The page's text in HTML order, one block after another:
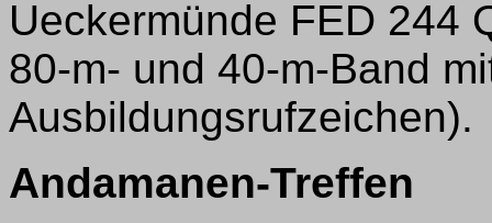
Ueckermünde FED 244
80-m- und 40-m-Band
Ausbildungsrufzeichen).
Andamanen-Treffen